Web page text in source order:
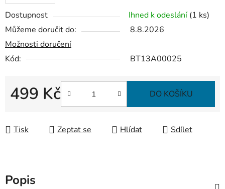
Dostupnost Ihned k odeslání (1 ks)
Můžeme doručit do:
8.8.2026
Možnosti doručení
Kód:
BT13A00025
499 Kč DO KOŠÍKU
Tisk Zeptat se Hlídat Sdílet
Popis